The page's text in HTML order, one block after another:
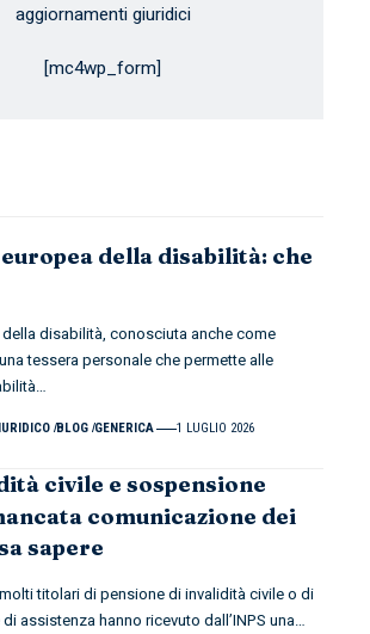
aggiornamenti giuridici
[mc4wp_form]
della disabilità: che
della disabilità, conosciuta anche come
tessera personale che permette alle
…
BLOG GENERICA 1 LUGLIO 2026
civile e sospensione
comunicazione dei
sapere
titolari di pensione di invalidità civile o di
assistenza hanno ricevuto dall’INPS una…